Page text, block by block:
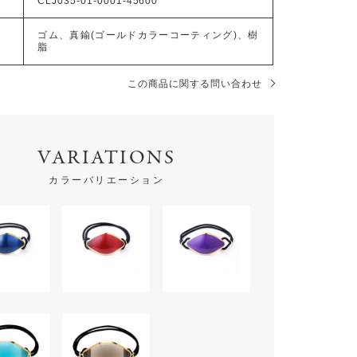
ゴム、真鍮(ゴールドカラーコーティング)、樹
脂
この商品に関する問い合わせ
VARIATIONS
カラーバリエーション